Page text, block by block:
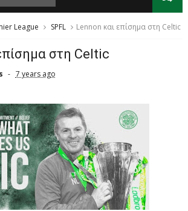
League SPFL Lennon και επίσημα στη Celtic
στη Celtic
7 years ago